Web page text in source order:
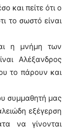
και πείτε ότι ο
το σωστό είναι
η μνήμη των
Αλέξανδρος
το πάρουν και
συμμαθητή μας
εξέγερση
να γίνονται